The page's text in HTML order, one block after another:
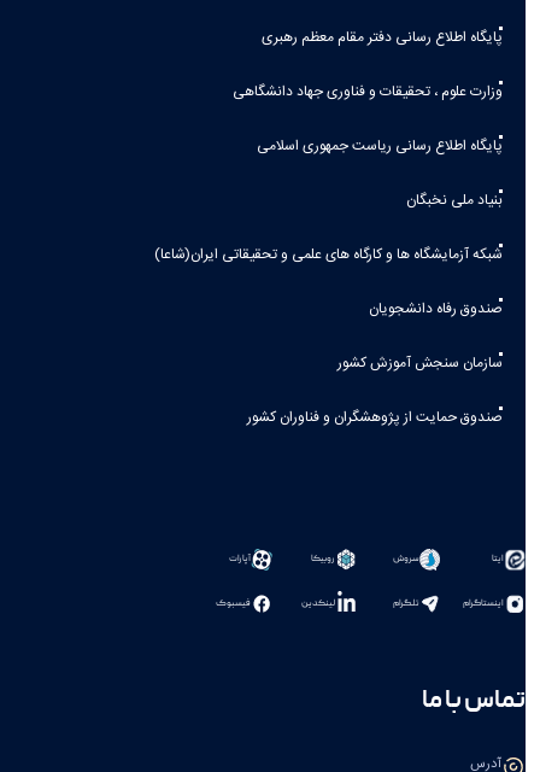
پایگاه اطلاع رسانی دفتر مقام معظم رهبری
وزارت علوم ، تحقیقات و فناوری جهاد دانشگاهی
پایگاه اطلاع رسانی ریاست جمهوری اسلامی
بنیاد ملی نخبگان
شبکه آزمایشگاه ها و کارگاه های علمی و تحقیقاتی ایران(شاعا)
صندوق رفاه دانشجویان
سازمان سنجش آموزش کشور
صندوق حمایت از پژوهشگران و فناوران کشور
ایتا سروش روبیکا آپارات
اینستاگرام تلگرام لینکدین فیسبوک
تماس با ما
آدرس